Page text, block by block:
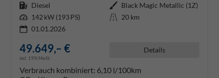
Kraftstoff Diesel Außenfarbe Black Magic Metallic (1Z)
Leistung 142 kW (193 PS) Kilometerstand 20 km
01.01.2026
49.649,– €
incl. 19% MwSt.
Details
Verbrauch kombiniert: 6,10 l/100km